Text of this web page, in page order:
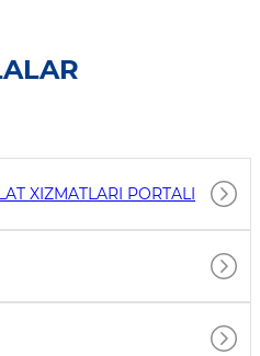
XIZMATLARI PORTALI